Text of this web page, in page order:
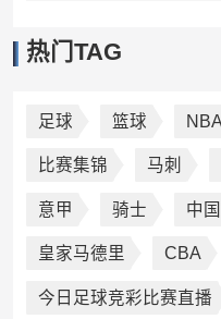
热门TAG
足球 篮球 NBA
比赛集锦 马刺
意甲 骑士 中
皇家马德里 CBA
今日足球竞彩比赛直播